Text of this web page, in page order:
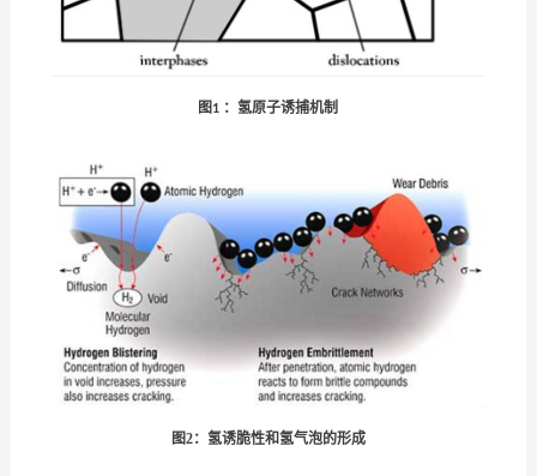
图 1 ： 氢原子诱捕机制
图2：氢诱脆性和氢气泡的形成